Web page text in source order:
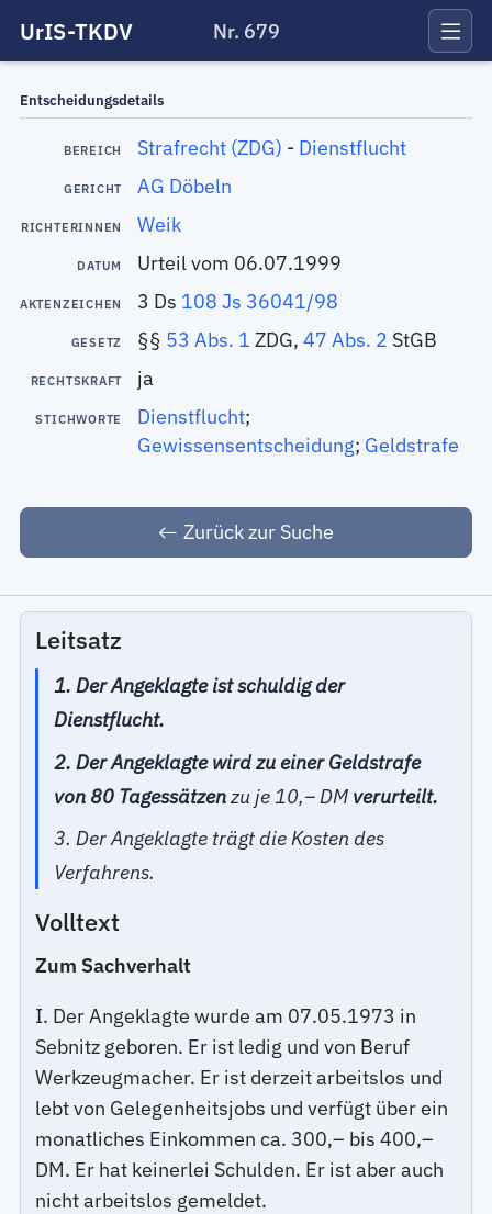
UrIS-TKDV Nr. 679
Entscheidungsdetails
BEREICH Strafrecht (ZDG) - Dienstflucht
GERICHT AG Döbeln
RICHTERINNEN Weik
DATUM Urteil vom 06.07.1999
AKTENZEICHEN 3 Ds 108 Js 36041/98
GESETZ §§ 53 Abs. 1 ZDG, 47 Abs. 2 StGB
RECHTSKRAFT ja
STICHWORTE Dienstflucht;
Gewissensentscheidung; Geldstrafe
Zurück zur Suche
Leitsatz
1. Der Angeklagte ist schuldig der
Dienstflucht.
2. Der Angeklagte wird zu einer Geldstrafe
von 80 Tagessätzenzu je 10,– DM verurteilt.
3. Der Angeklagte trägt die Kosten des
Verfahrens.
Volltext
Zum Sachverhalt
I. Der Angeklagte wurde am 07.05.1973 in
Sebnitz geboren. Er ist ledig und von Beruf
Werkzeugmacher. Er ist derzeit arbeitslos und
lebt von Gelegenheitsjobs und verfügt über ein
monatliches Einkommen ca. 300,– bis 400,–
DM. Er hat keinerlei Schulden. Er ist aber auch
nicht arbeitslos gemeldet.